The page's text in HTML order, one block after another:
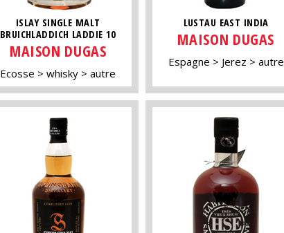
ISLAY SINGLE MALT
BRUICHLADDICH LADDIE 10
MAISON DUGAS
Ecosse whisky autre
LUSTAU EAST INDIA
MAISON DUGAS
Espagne Jerez autre